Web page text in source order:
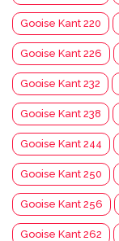
Gooise Kant 220
Gooise Kant 226
Gooise Kant 232
Gooise Kant 238
Gooise Kant 244
Gooise Kant 250
Gooise Kant 256
Gooise Kant 262